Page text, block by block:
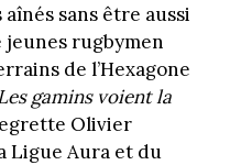
sans être aussi
rugbymen
de l’Hexagone
gamins voient la
Olivier
Ligue Aura et du